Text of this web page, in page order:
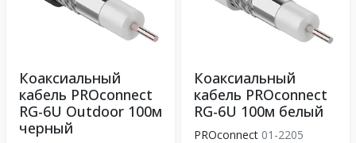
Коаксиальный
кабель PROconnect
RG-6U Outdoor 100м
черный
Коаксиальный
кабель PROconnect
RG-6U 100м белый
PROconnect 01-2205